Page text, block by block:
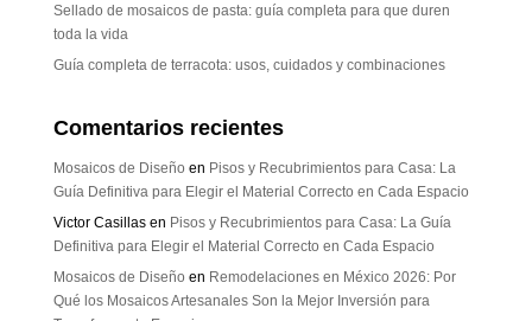
Sellado de mosaicos de pasta: guía completa para que duren
toda la vida
Guía completa de terracota: usos, cuidados y combinaciones
Comentarios recientes
Mosaicos de Diseño en Pisos y Recubrimientos para Casa: La
Guía Definitiva para Elegir el Material Correcto en Cada Espacio
Victor Casillasen Pisos y Recubrimientos para Casa: La Guía
Definitiva para Elegir el Material Correcto en Cada Espacio
Mosaicos de Diseño en Remodelaciones en México 2026: Por
Qué los Mosaicos Artesanales Son la Mejor Inversión para